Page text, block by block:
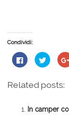
Condividi:
Fai
clic
su
Facebook
in
una
Fai
clic
su
in
Related posts:
In camper